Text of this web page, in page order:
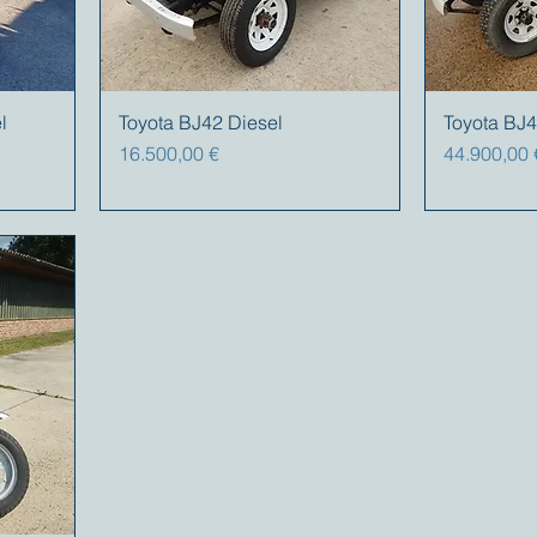
Toyota BJ42 Diesel
Preis
16.500,00 €
Toyota
Preis
44.900,00